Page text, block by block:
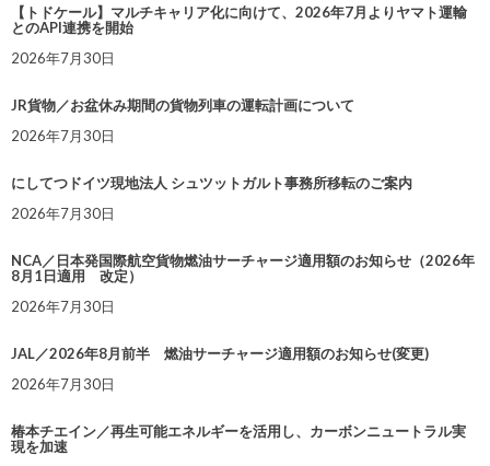
【トドケール】マルチキャリア化に向けて、2026年7月よりヤマト運輸
とのAPI連携を開始
2026年7月30日
JR貨物／お盆休み期間の貨物列車の運転計画について
2026年7月30日
にしてつドイツ現地法人 シュツットガルト事務所移転のご案内
2026年7月30日
NCA／日本発国際航空貨物燃油サーチャージ適用額のお知らせ（2026年
8月1日適用 改定）
2026年7月30日
JAL／2026年8月前半 燃油サーチャージ適用額のお知らせ(変更)
2026年7月30日
椿本チエイン／再生可能エネルギーを活用し、カーボンニュートラル実
現を加速